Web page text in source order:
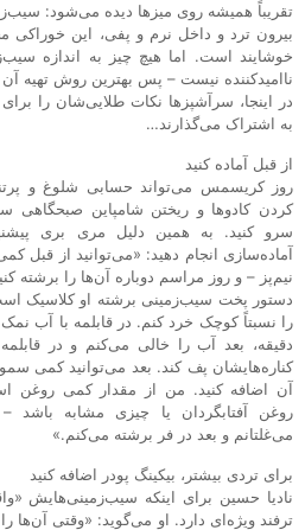
تقریباً همیشه روی میزها دیده می‌شود:
بیرون ترد و داخل نرم و پفی، این
خوشایند است. اما هیچ چیز به اندازه
ناامیدکننده نیست – پس بهترین روش تهیه
در اینجا، سرآشپزها نکات طلایی‌شان را
به اشتراک می‌گذارند…
از قبل آماده کنید
روز کریسمس می‌تواند حسابی شلوغ و
کردن کادوها و ریختن شامپاین صبحگاهی
سرو کنید. به همین دلیل مری بری
آماده‌سازی انجام دهید: «می‌توانید از قبل
نیم‌پز – و روز مراسم دوباره آن‌ها را برشته
دستور پخت سیب‌زمینی برشته او کلاسیک
دقیقه، بعد آب را خالی می‌کنم و در
کناره‌هایشان پف کند. بعد می‌توانید کمی
آن اضافه کنید. من از مقدار کمی روغن
روغن آفتابگردان یا چیزی مشابه باشد
می‌غلتانم و بعد در فر برشته می‌کنم.»
برای تردی بیشتر، بیکینگ پودر اضافه کنید
نادیا حسین برای اینکه سیب‌زمینی‌هایش